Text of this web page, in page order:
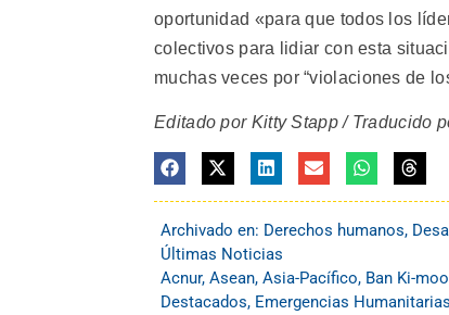
oportunidad «para que todos los
colectivos para lidiar con esta
muchas veces por “violaciones de
Editado por Kitty Stapp / Traducido
Archivado en: Derechos humanos,
Últimas Noticias
Acnur, Asean, Asia-Pacífico, Ban Ki-
Destacados, Emergencias Humanitarias